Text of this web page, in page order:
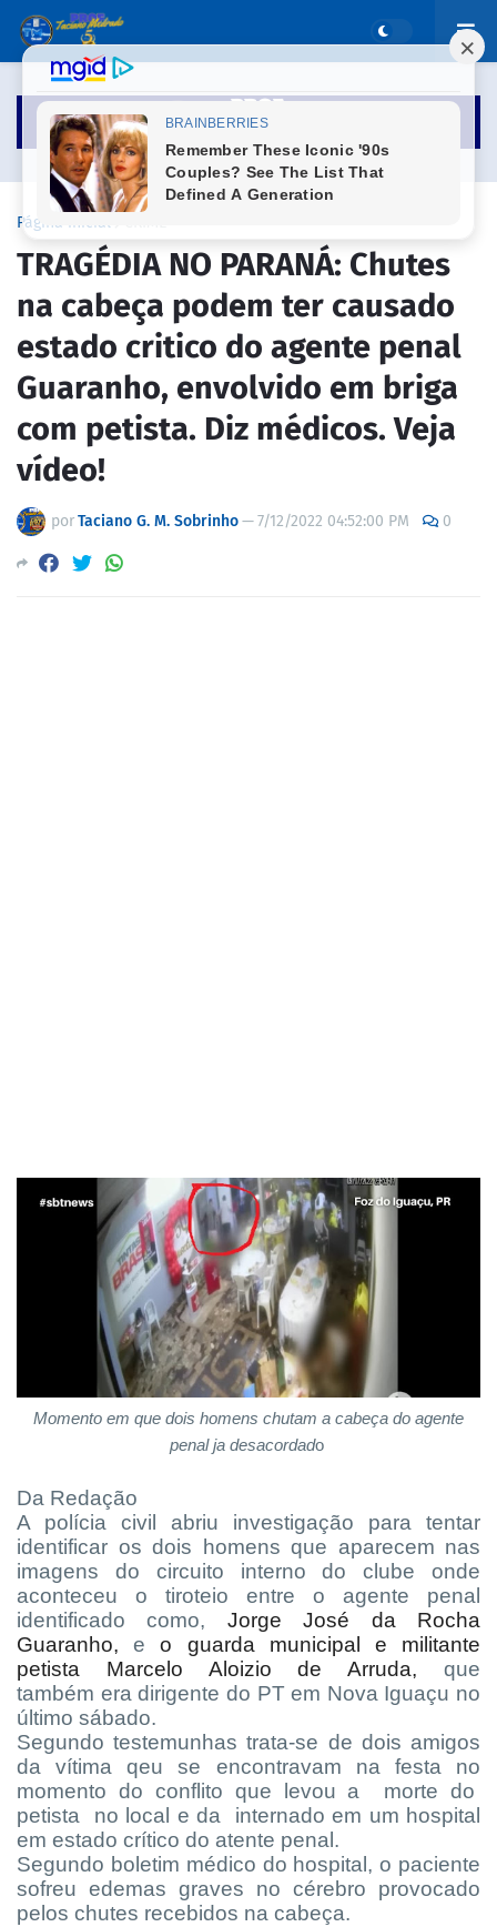
Página inicial
TRAGÉDIA NO PARANÁ: Chutes
na cabeça podem ter causado
estado critico do agente penal
Guaranho, envolvido em briga
com petista. Diz médicos. Veja
vídeo!
porTaciano G. M. Sobrinho—7/12/2022 04:52:00 PM 0
Momento em que dois homens chutam a cabeça do agente
penal ja desacordado
Da Redação
A polícia civil abriu investigação para tentar
identificar os dois homens que aparecem nas
imagens do circuito interno do clube onde
aconteceu o tiroteio entre o agente penal
identificado como, Jorge José da Rocha
Guaranho,eo guarda municipal e militante
petista Marcelo Aloizio de Arruda, que
também era dirigente do PT em Nova Iguaçu no
último sábado.
Segundo testemunhas trata-se de dois amigos
da vítima qeu se encontravam na festa no
momento do conflito que levou a morte do
petista no local e da internado em um hospital
em estado crítico do atente penal.
Segundo boletim médico do hospital, o paciente
sofreu edemas graves no cérebro provocado
pelos chutes recebidos na cabeça.